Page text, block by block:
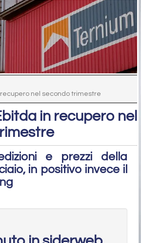
nel secondo trimestre
in recupero nel
e prezzi della
in positivo invece il